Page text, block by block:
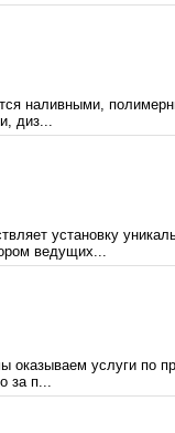
наливными,
диз...
установку
ведущих...
оказываем услуги по
за п...